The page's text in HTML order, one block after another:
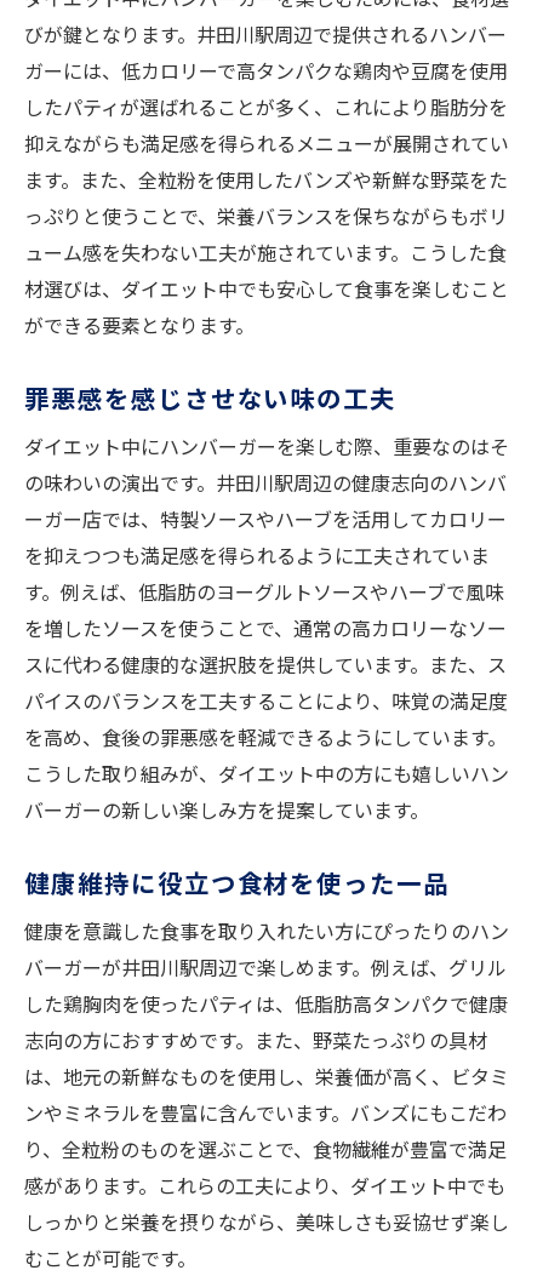
びが鍵となります。井田川駅周辺で提供されるハンバー
ガーには、低カロリーで高タンパクな鶏肉や豆腐を使用
したパティが選ばれることが多く、これにより脂肪分を
抑えながらも満足感を得られるメニューが展開されてい
ます。また、全粒粉を使用したバンズや新鮮な野菜をた
っぷりと使うことで、栄養バランスを保ちながらもボリ
ューム感を失わない工夫が施されています。こうした食
材選びは、ダイエット中でも安心して食事を楽しむこと
ができる要素となります。
罪悪感を感じさせない味の工夫
ダイエット中にハンバーガーを楽しむ際、重要なのはそ
の味わいの演出です。井田川駅周辺の健康志向のハンバ
ーガー店では、特製ソースやハーブを活用してカロリー
を抑えつつも満足感を得られるように工夫されていま
す。例えば、低脂肪のヨーグルトソースやハーブで風味
を増したソースを使うことで、通常の高カロリーなソー
スに代わる健康的な選択肢を提供しています。また、ス
パイスのバランスを工夫することにより、味覚の満足度
を高め、食後の罪悪感を軽減できるようにしています。
こうした取り組みが、ダイエット中の方にも嬉しいハン
バーガーの新しい楽しみ方を提案しています。
健康維持に役立つ食材を使った一品
健康を意識した食事を取り入れたい方にぴったりのハン
バーガーが井田川駅周辺で楽しめます。例えば、グリル
した鶏胸肉を使ったパティは、低脂肪高タンパクで健康
志向の方におすすめです。また、野菜たっぷりの具材
は、地元の新鮮なものを使用し、栄養価が高く、ビタミ
ンやミネラルを豊富に含んでいます。バンズにもこだわ
り、全粒粉のものを選ぶことで、食物繊維が豊富で満足
感があります。これらの工夫により、ダイエット中でも
しっかりと栄養を摂りながら、美味しさも妥協せず楽し
むことが可能です。